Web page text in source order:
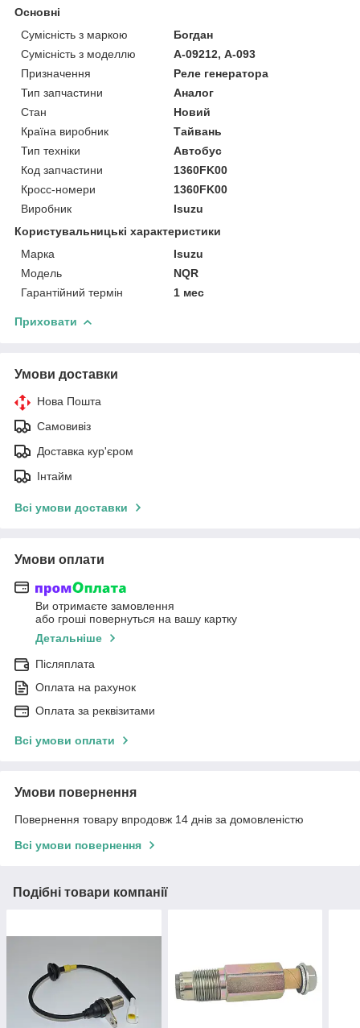
Основні
Сумісність з маркою
Богдан
Сумісність з моделлю
А-09212, А-093
Призначення
Реле генератора
Тип запчастини
Аналог
Стан
Новий
Країна виробник
Тайвань
Тип техніки
Автобус
Код запчастини
1360FK00
Кросс-номери
1360FK00
Виробник
Isuzu
Користувальницькі характеристики
Марка
Isuzu
Модель
NQR
Гарантійний термін
1 мес
Приховати
Умови доставки
Нова Пошта
Самовивіз
Доставка кур'єром
Інтайм
Всі умови доставки
Умови оплати
Ви отримаєте замовлення
або гроші повернуться на вашу картку
Детальніше
Післяплата
Оплата на рахунок
Оплата за реквізитами
Всі умови оплати
Умови повернення
Повернення товару впродовж 14 днів за домовленістю
Всі умови повернення
Подібні товари компанії